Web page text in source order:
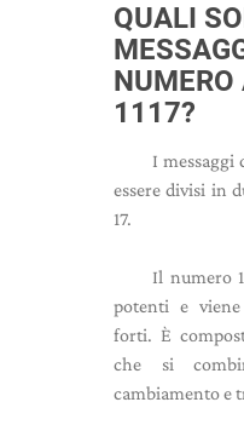
QUALI
NUMERO
1117?
I messaggi
essere divisi in
17.
Il numero
potenti e
forti. È
che si
cambiamento e